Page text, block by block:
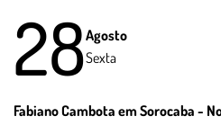
28Agosto
Sexta
Fabiano Cambota em Sorocaba -